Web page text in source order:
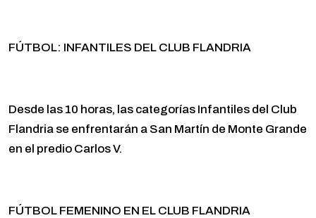
FÚTBOL: INFANTILES DEL CLUB FLANDRIA
Desde las 10 horas, las categorías Infantiles del Club
Flandria se enfrentarán a San Martín de Monte Grande
en el predio Carlos V.
FÚTBOL FEMENINO EN EL CLUB FLANDRIA